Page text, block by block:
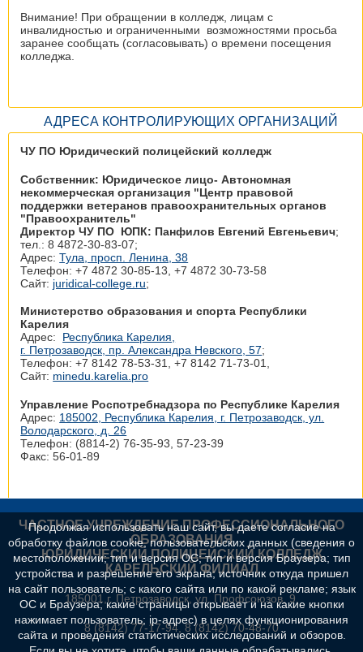
Внимание! При обращении в колледж, лицам с
инвалидностью и ограниченными возможностями просьба
заранее сообщать (согласовывать) о времени посещения
колледжа.
АДРЕСА КОНТРОЛИРУЮЩИХ ОРГАНИЗАЦИЙ
ЧУ ПО Юридический полицейский колледж
Собственник: Юридическое лицо- Автономная
некоммерческая организация "Центр правовой
поддержки ветеранов правоохранительных органов
"Правоохранитель"
Директор ЧУ ПО ЮПК: Панфилов Евгений Евгеньевич;
тел.: 8 4872-30-83-07;
Адрес:Тула, просп. Ленина, 38
Телефон: +7 4872 30‑85-13, +7 4872 30‑73-58
Сайт: juridical-college.ru;
Министерство образования и спорта Республики
Карелия
Адрес: Республика Карелия,
г. Петрозаводск, пр. Александра Невского, 57;
Телефон: +7 8142 78‑53-31, +7 8142 71‑73-01,
Сайт: minedu.karelia.pro
Управление Роспотребнадзора по Республике Карелия
Адрес: 185002, Республика Карелия, г. Петрозаводск, ул.
Володарского, д. 26
Телефон: (8814-2) 76-35-93, 57-23-39
Факс: 56-01-89
ЧАСТНОЕ УЧРЕЖДЕНИЕ ПРОФЕССИОНАЛЬНОГО
ОБРАЗОВАНИЯ
ЮРИДИЧЕСКИЙ ПОЛИЦЕЙСКИЙ КОЛЛЕДЖ
КАРЕЛЬСКИЙ ФИЛИАЛ
185001,г. Петрозаводск, ул. Профсоюзов, 9.
8 (8142) 77-17-94, 8 (8142) 70-48-70
Продолжая использовать наш сайт, вы даете согласие на
обработку файлов cookie, пользовательских данных (сведения о
местоположении; тип и версия ОС; тип и версия Браузера; тип
устройства и разрешение его экрана; источник откуда пришел
на сайт пользователь; с какого сайта или по какой рекламе; язык
ОС и Браузера; какие страницы открывает и на какие кнопки
нажимает пользователь; ip-адрес) в целях функционирования
сайта и проведения статистических исследований и обзоров.